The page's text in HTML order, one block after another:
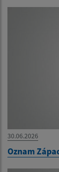
30.06.2026
Oznam